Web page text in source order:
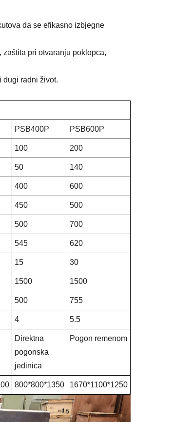
da se efikasno izbjegne
pri otvaranju poklopca,
dugi radni život.
PSB400P PSB600P
100 200
50 140
400 600
450 500
500 700
545 620
15 30
1500 1500
500 755
4 5.5
Direktna
pogonska
jedinica
Pogon remenom
800*800*1350 1670*1100*1250